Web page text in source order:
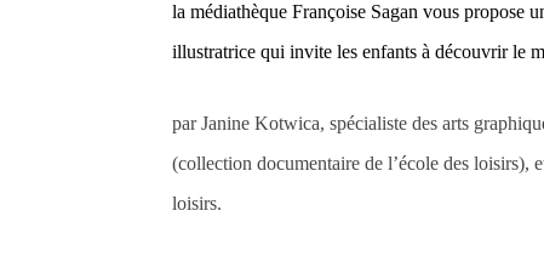
la médiathèque Françoise Sagan vous propose
illustratrice qui invite les enfants à découvrir le
par Janine Kotwica, spécialiste des arts
(collection documentaire de l’école des loisirs),
loisirs.